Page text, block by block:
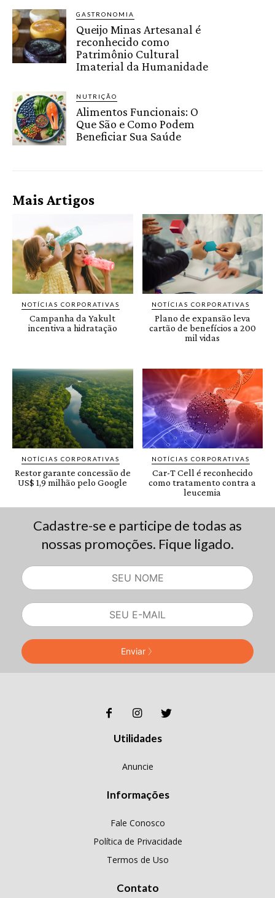
Cadastre-se e participe de todas as
nossas promoções. Fique ligado.
Enviar
Utilidades
Anuncie
Informações
Fale Conosco
Política de Privacidade
Termos de Uso
Contato